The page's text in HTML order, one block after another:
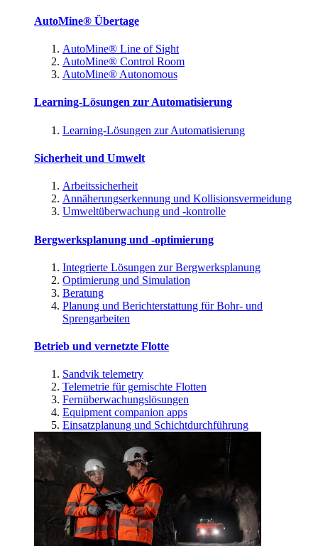
AutoMine® Übertage
AutoMine® Line of Sight
AutoMine® Control Room
AutoMine® Autonomous
Learning-Lösungen zur Automatisierung
Learning-Lösungen zur Automatisierung
Sicherheit und Umwelt
Arbeitssicherheit
Annäherungserkennung und Kollisionsvermeidung
Umweltüberwachung und -kontrolle
Bergwerksplanung und -optimierung
Integrierte Lösungen zur Bergwerksplanung
Optimierung und Simulation
Beratung
Planung und Berichterstattung für Bohr- und
Sprengarbeiten
Betrieb und vernetzte Flotte
Sandvik telemetry
Telemetrie für gemischte Flotten
Fernüberwachungslösungen
Equipment companion apps
Einsatzplanung und Schichtdurchführung